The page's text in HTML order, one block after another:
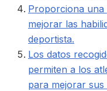
Proporciona
mejorar las
deportista.
Los datos
permiten a los
para mejorar